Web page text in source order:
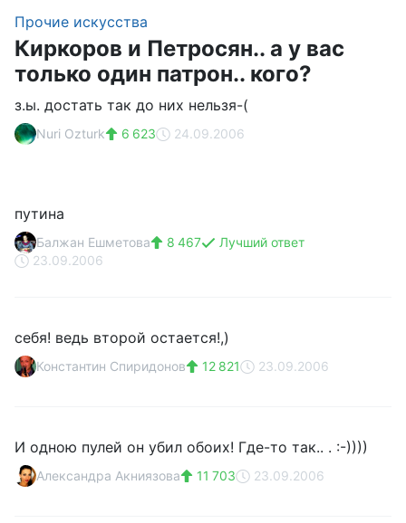
Прочие искусства
Киркоров и Петросян.. а у вас
только один патрон.. кого?
з.ы. достать так до них нельзя-(
Nuri Ozturk 6 623 24.09.2006
путина
Балжан Ешметова 8 467
Лучший ответ
23.09.2006
себя! ведь второй остается!,)
Константин Спиридонов 12 821 23.09.2006
И одною пулей он убил обоих! Где-то так.. . :-))))
Александра Акниязова 11 703 23.09.2006